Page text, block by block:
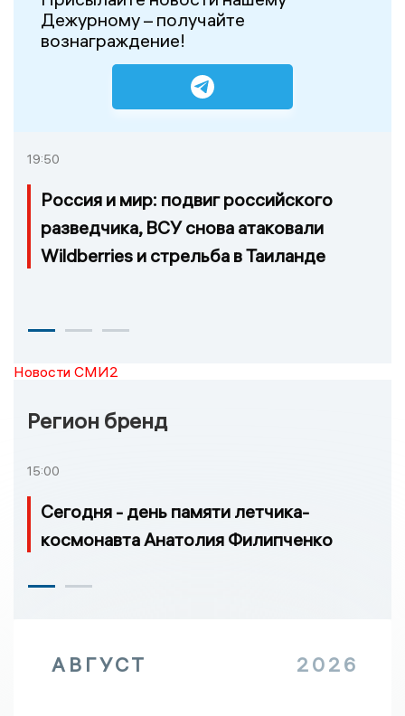
Дежурному – получайте
вознаграждение!
19:50
Россия и мир: подвиг российского
разведчика, ВСУ снова атаковали
Wildberries и стрельба в Таиланде
Новости СМИ2
Регион бренд
15:00
Сегодня - день памяти летчика-
космонавта Анатолия Филипченко
АВГУСТ 2026